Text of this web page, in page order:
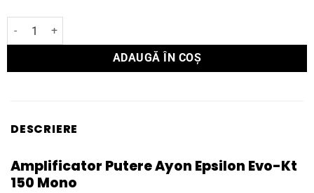
Cantitate Amplificator Putere Ayon Epsilon Evo KT-150
ADAUGĂ ÎN COȘ
DESCRIERE
Amplificator Putere Ayon Epsilon Evo-Kt
150 Mono